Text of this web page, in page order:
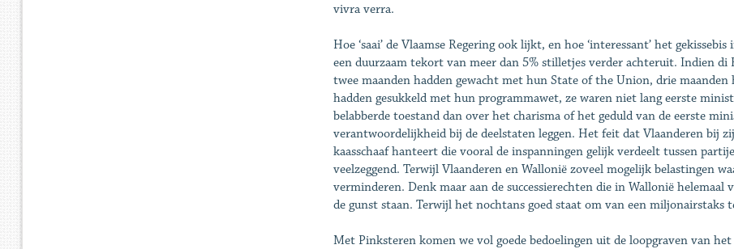
vivra verra.
Hoe ‘saai’ de Vlaamse Regering ook lijkt, en hoe ‘interessant’ het
een duurzaam tekort van meer dan 5% stilletjes verder achteruit. Indien di
twee maanden hadden gewacht met hun State of the Union, drie
hadden gesukkeld met hun programmawet, ze waren niet lang eerste
belabberde toestand dan over het charisma of het geduld van de eerste
verantwoordelijkheid bij de deelstaten leggen. Het feit dat Vlaanderen bij
kaasschaaf hanteert die vooral de inspanningen gelijk verdeelt tussen
veelzeggend. Terwijl Vlaanderen en Wallonië zoveel mogelijk belastingen
verminderen. Denk maar aan de successierechten die in Wallonië
de gunst staan. Terwijl het nochtans goed staat om van een miljonairstaks
Met Pinksteren komen we vol goede bedoelingen uit de loopgraven van